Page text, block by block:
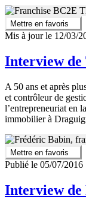
Mettre en favoris
Mis à jour le 12/03/
Interview
A 50 ans et après
et contrôleur de
l’entrepreneuriat en
immobilier à
Mettre en favoris
Publié le 05/07/2016
Interview